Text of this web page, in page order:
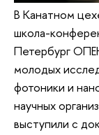
В Канатном
школа-
Петербург
молодых
фотоники и
научных
выступили с